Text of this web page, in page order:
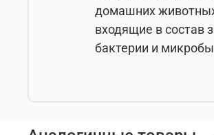
домашних
входящие в состав
бактерии и